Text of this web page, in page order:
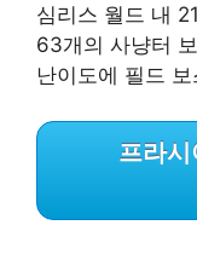
심리스 월드 내
63개의 사냥터
난이도에 필드
프라